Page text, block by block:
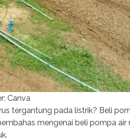
Canva
tergantung pada listrik? Beli
mengenai beli pompa air